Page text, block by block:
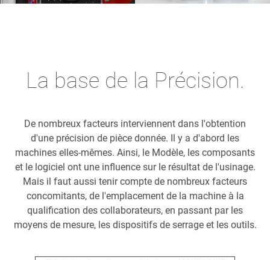
La base de la Précision.
De nombreux facteurs interviennent dans l'obtention
d'une précision de pièce donnée. Il y a d'abord les
machines elles-mêmes. Ainsi, le Modèle, les composants
et le logiciel ont une influence sur le résultat de l'usinage.
Mais il faut aussi tenir compte de nombreux facteurs
concomitants, de l'emplacement de la machine à la
qualification des collaborateurs, en passant par les
moyens de mesure, les dispositifs de serrage et les outils.